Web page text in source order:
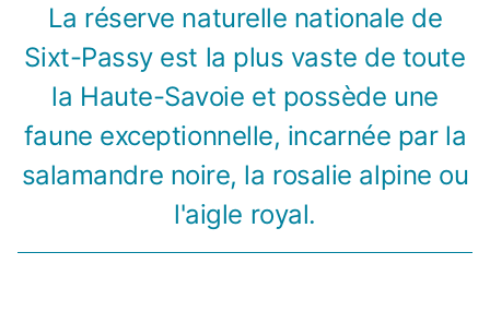
La réserve naturelle nationale de
Sixt-Passy est la plus vaste de toute
la Haute-Savoie et possède une
faune exceptionnelle, incarnée par la
salamandre noire, la rosalie alpine ou
l'aigle royal.